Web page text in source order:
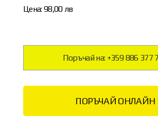
Цена: 98,00 лв
Поръчай на: +359 886 377
ПОРЪЧАЙ ОНЛАЙН